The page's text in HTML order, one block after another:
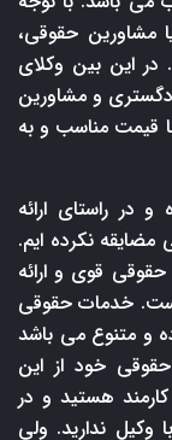
مشاورین حقوقی،
در این بین وکلای
و مشاورین
قیمت مناسب و به
در راستای ارائه
نکرده ایم.
قوی و ارائه
خدمات حقوقی
و متنوع می باشد
خود از این
هستید و در
وکیل ندارید. ولی